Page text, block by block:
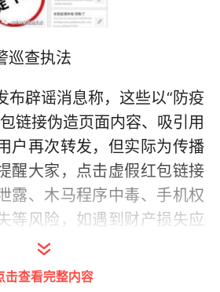
巡查执法
布辟谣消息称，这些以“防疫
链接伪造页面内容、吸引用
户再次转发，但实际为传播
醒大家，点击虚假红包链接
露、木马程序中毒、手机权
等风险，如遇到财产损失应
关互联网平台、银行等部门
，并向公安机关报案，协助
击查看完整内容